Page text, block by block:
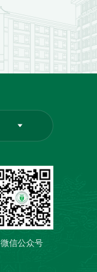
微信公众号